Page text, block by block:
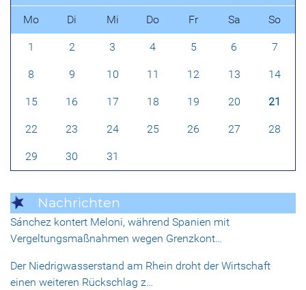
Mo Di Mi Do Fr Sa So
1 2 3 4 5 6 7
8 9 10 11 12 13 14
15 16 17 18 19 20 21
22 23 24 25 26 27 28
29 30 31
Nachrichten
Sánchez kontert Meloni, während Spanien mit
Vergeltungsmaßnahmen wegen Grenzkont…
Der Niedrigwasserstand am Rhein droht der Wirtschaft
einen weiteren Rückschlag z…